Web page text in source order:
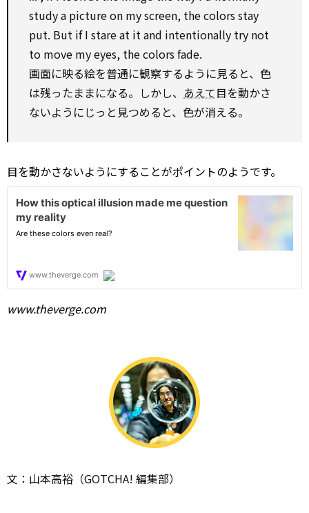
studya pictureon my screen, the colors stay
put. But if I stare at it and intentionally try not
to move my eyes, the colors fade.
画面に映る絵を普通に観察するように見ると、色
は残ったままになる。しかし、 あえて目を動かさ
ないようにじっと見つめると、色が消える。
目を動かさないようにすることがポイントのようです。
www.theverge.com
文：山本高裕（GOTCHA! 編集部）